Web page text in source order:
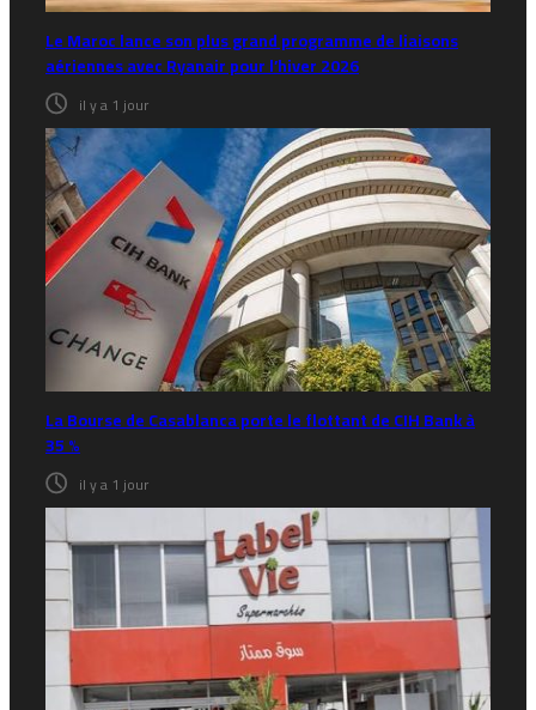
Le Maroc lance son plus grand programme de liaisons
aériennes avec Ryanair pour l’hiver 2026
il y a 1 jour
La Bourse de Casablanca porte le flottant de CIH Bank à
35 %
il y a 1 jour